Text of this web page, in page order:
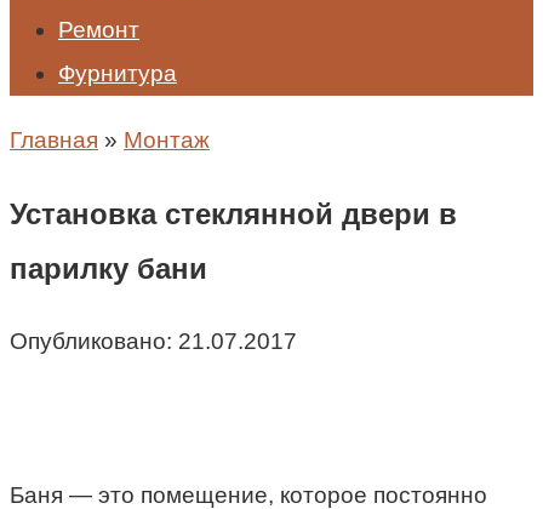
Ремонт
Фурнитура
Главная » Монтаж
Установка стеклянной двери в
парилку бани
Опубликовано: 21.07.2017
Баня — это помещение, которое постоянно